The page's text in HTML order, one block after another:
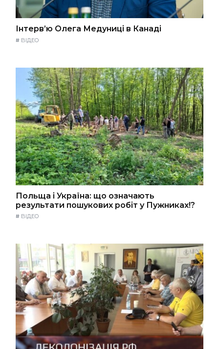
Інтерв’ю Олега Медуниці в Канаді
# ВІДЕО
Польща і Україна: що означають
результати пошукових робіт у Пужниках!?
# ВІДЕО